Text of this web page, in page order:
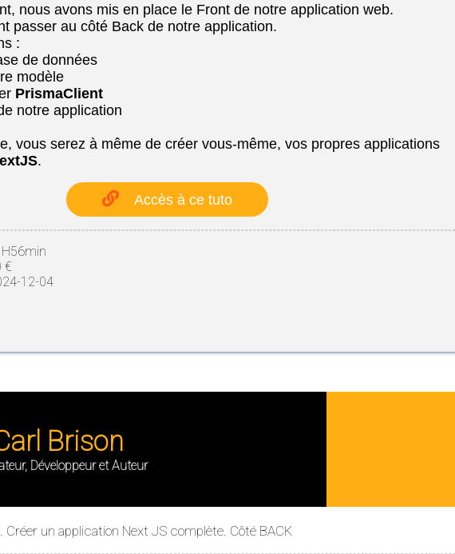
nous avons mis en place le Front de notre application web.
passer au côté Back de notre application.
:
de données
modèle
PrismaClient
notre application
vous serez à même de créer vous-même, vos propres applications
.
Accès à ce tuto
€
12-04
Brison
Développeur et Auteur
Créer un application Next JS complète. Côté BACK